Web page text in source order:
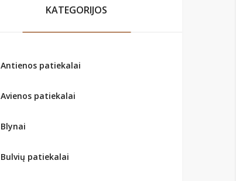
KATEGORIJOS
Antienos patiekalai
Avienos patiekalai
Blynai
Bulvių patiekalai